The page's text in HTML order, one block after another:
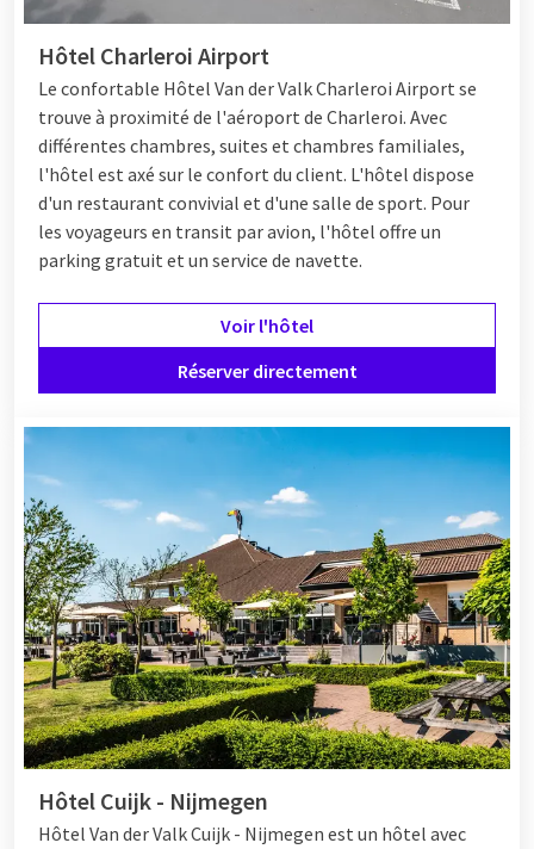
Hôtel Charleroi Airport
Le confortable Hôtel Van der Valk Charleroi Airport se
trouve à proximité de l'aéroport de Charleroi. Avec
différentes chambres, suites et chambres familiales,
l'hôtel est axé sur le confort du client. L'hôtel dispose
d'un restaurant convivial et d'une salle de sport. Pour
les voyageurs en transit par avion, l'hôtel offre un
parking gratuit et un service de navette.
Voir l'hôtel
Réserver directement
Hôtel Cuijk - Nijmegen
Hôtel Van der Valk Cuijk - Nijmegen est un hôtel avec